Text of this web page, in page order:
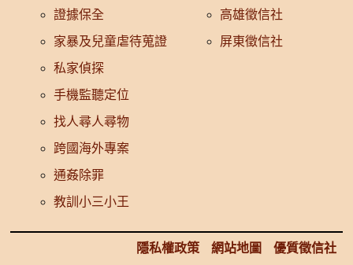
證據保全
家暴及兒童虐待蒐證
私家偵探
手機監聽定位
找人尋人尋物
跨國海外專案
通姦除罪
教訓小三小王
高雄徵信社
屏東徵信社
優質徵信社
網站地圖
隱私權政策